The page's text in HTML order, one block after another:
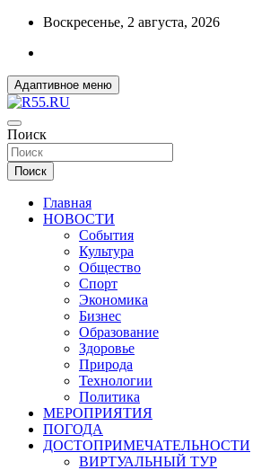
Перейти
содержимому
Воскресенье, 2 августа, 2026
Адаптивное меню
R55.RU
ДОБРЫЕ ВЕСТИ ИЗ ОМСКА
Поиск
Поиск
Главная
НОВОСТИ
События
Культура
Общество
Спорт
Экономика
Бизнес
Образование
Здоровье
Природа
Технологии
Политика
МЕРОПРИЯТИЯ
ПОГОДА
ДОСТОПРИМЕЧАТЕЛЬНОСТИ
ВИРТУАЛЬНЫЙ ТУР